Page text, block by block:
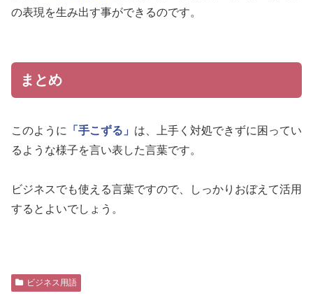
の表現を生み出す事ができるのです。
まとめ
このように 「手こずる」 は、上手く対処できずに困ってい
るような様子を言い表した言葉です。
ビジネスでも使える言葉ですので、しっかりおぼえて活用
するとよいでしょう。
ビジネス用語